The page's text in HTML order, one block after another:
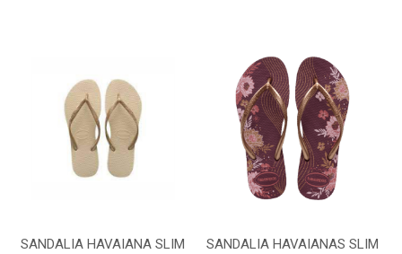
SANDALIA HAVAIANA SLIM
SANDALIA HAVAIANAS SLIM